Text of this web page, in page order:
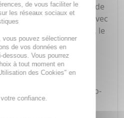
au pouvoir du plancton de
éléments, enrichi avec
auto-réactive, le
une sensation
tout au long de la
fraîcheur auto-
+capteurs anti-
continue.
de vous faciliter le
les réseaux sociaux et
vous pouvez sélectionner
de vos données en
Vous pourrez
à tout moment en
des Cookies" en
confiance.